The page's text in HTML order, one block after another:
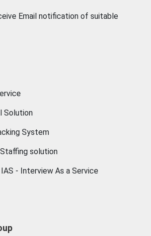
Email notification of suitable
Solution
System
solution
IAS - Interview As a Service